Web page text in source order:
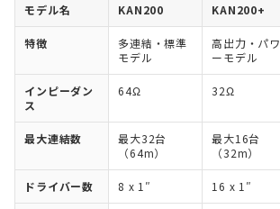
モデル名 KAN200 KAN200+
特徴
多連結・標準
モデル
高出力・パワ
ーモデル
インピーダン
ス
64Ω 32Ω
最大連結数
最大32台
（64m）
最大16台
（32m）
ドライバー数 8 x 1″ 16 x 1″